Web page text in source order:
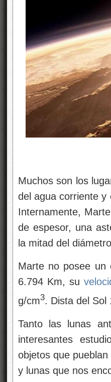
Muchos son los
del agua corriente y
Internamente,
de espesor, una
la mitad del
Marte no posee un
6.794 Km, su
g/cm3. Dista del Sol
Tanto las lunas
interesantes
objetos que
y lunas que nos